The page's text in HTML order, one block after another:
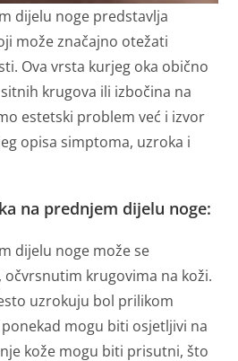
dijelu noge predstavlja
može značajno otežati
Ova vrsta kurjeg oka obično
krugova ili izbočina na
estetski problem već i izvor
opisa simptoma, uzroka i
na prednjem dijelu noge:
dijelu noge može se
krugovima na koži.
uzrokuju bol prilikom
mogu biti osjetljivi na
kože mogu biti prisutni, što